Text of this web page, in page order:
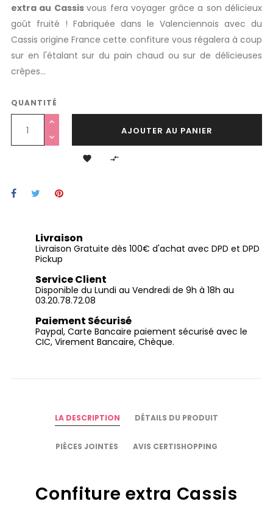
extra au Cassisvous fera voyager grâce a son délicieux
goût fruité ! Fabriquée dans le Valenciennois avec du
Cassis origine France cette confiture vous régalera à coup
sur en l'étalant sur du pain chaud ou sur de délicieuses
crêpes...
QUANTITÉ
AJOUTER AU PANIER
 
Livraison
Livraison Gratuite dès 100€ d'achat avec DPD et DPD
Pickup
Service Client
Disponible du Lundi au Vendredi de 9h à 18h au
03.20.78.72.08
Paiement Sécurisé
Paypal, Carte Bancaire paiement sécurisé avec le
CIC, Virement Bancaire, Chèque.
LA DESCRIPTION DÉTAILS DU PRODUIT
PIÈCES JOINTES AVIS CERTISHOPPING
Confiture extra Cassis